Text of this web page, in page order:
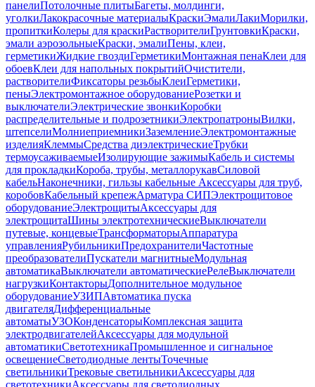
панелиПотолочные плитыБагеты, молдинги,
уголкиЛакокрасочные материалыКраскиЭмалиЛакиМорилки,
пропиткиКолеры для краскиРастворителиГрунтовкиКраски,
эмали аэрозольныеКраски, эмалиПены, клеи,
герметикиЖидкие гвоздиГерметикиМонтажная пенаКлеи для
обоевКлеи для напольных покрытийОчистители,
растворителиФиксаторы резьбыКлеиГерметики,
пеныЭлектромонтажное оборудованиеРозетки и
выключателиЭлектрические звонкиКоробки
распределительные и подрозетникиЭлектропатроныВилки,
штепселиМолниеприемникиЗаземлениеЭлектромонтажные
изделияКлеммыСредства диэлектрическиеТрубки
термоусаживаемыеИзолирующие зажимыКабель и системы
для прокладкиКороба, трубы, металлорукавСиловой
кабельНаконечники, гильзы кабельные Аксессуары для труб,
коробовКабельный крепежАрматура СИПЭлектрощитовое
оборудованиеЭлектрощитыАксессуары для
электрощитаШины электротехническиеВыключатели
путевые, концевыеТрансформаторыАппаратура
управленияРубильникиПредохранителиЧастотные
преобразователиПускатели магнитныеМодульная
автоматикаВыключатели автоматическиеРелеВыключатели
нагрузкиКонтакторыДополнительное модульное
оборудованиеУЗИПАвтоматика пуска
двигателяДифференциальные
автоматыУЗОКонденсаторыКомплексная защита
электродвигателейАксессуары для модульной
автоматикиСветотехникаПромышленное и сигнальное
освещениеСветодиодные лентыТочечные
светильникиТрековые светильникиАксессуары для
светотехникиАксессуары для светодиодных